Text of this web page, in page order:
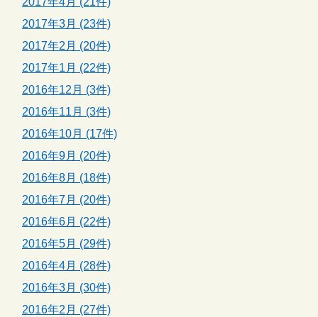
2017年3月 (23件)
2017年2月 (20件)
2017年1月 (22件)
2016年12月 (3件)
2016年11月 (3件)
2016年10月 (17件)
2016年9月 (20件)
2016年8月 (18件)
2016年7月 (20件)
2016年6月 (22件)
2016年5月 (29件)
2016年4月 (28件)
2016年3月 (30件)
2016年2月 (27件)